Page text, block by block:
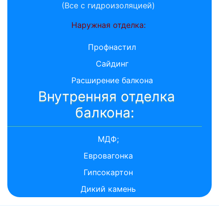
(Все с гидроизоляцией)
Наружная отделка:
Профнастил
Сайдинг
Расширение балкона
Внутренняя отделка
балкона:
МДФ;
Евровагонка
Гипсокартон
Дикий камень